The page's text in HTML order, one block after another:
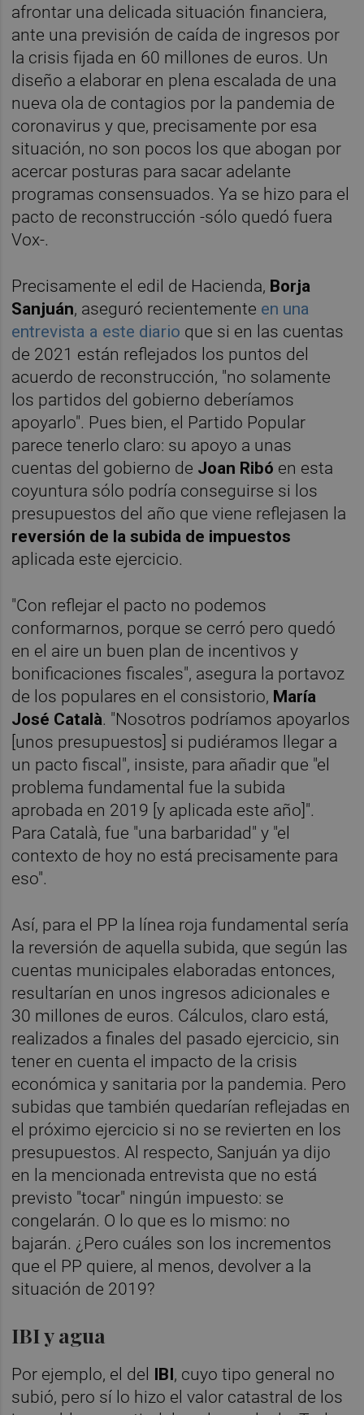
afrontar una delicada situación financiera,
ante una previsión de caída de ingresos por
la crisis fijada en 60 millones de euros. Un
diseño a elaborar en plena escalada de una
nueva ola de contagios por la pandemia de
coronavirus y que, precisamente por esa
situación, no son pocos los que abogan por
acercar posturas para sacar adelante
programas consensuados. Ya se hizo para el
pacto de reconstrucción -sólo quedó fuera
Vox-.
Precisamente el edil de Hacienda, Borja
Sanjuán, aseguró recientemente en una
entrevista a este diario que si en las cuentas
de 2021 están reflejados los puntos del
acuerdo de reconstrucción, "no solamente
los partidos del gobierno deberíamos
apoyarlo". Pues bien, el Partido Popular
parece tenerlo claro: su apoyo a unas
cuentas del gobierno de Joan Ribó en esta
coyuntura sólo podría conseguirse si los
presupuestos del año que viene reflejasen la
reversión de la subida de impuestos
aplicada este ejercicio.
"Con reflejar el pacto no podemos
conformarnos, porque se cerró pero quedó
en el aire un buen plan de incentivos y
bonificaciones fiscales", asegura la portavoz
de los populares en el consistorio, María
José Català. "Nosotros podríamos apoyarlos
[unos presupuestos] si pudiéramos llegar a
un pacto fiscal", insiste, para añadir que "el
problema fundamental fue la subida
aprobada en 2019 [y aplicada este año]".
Para Català, fue "una barbaridad" y "el
contexto de hoy no está precisamente para
eso".
Así, para el PP la línea roja fundamental sería
la reversión de aquella subida, que según las
cuentas municipales elaboradas entonces,
resultarían en unos ingresos adicionales e
30 millones de euros. Cálculos, claro está,
realizados a finales del pasado ejercicio, sin
tener en cuenta el impacto de la crisis
económica y sanitaria por la pandemia. Pero
subidas que también quedarían reflejadas en
el próximo ejercicio si no se revierten en los
presupuestos. Al respecto, Sanjuán ya dijo
en la mencionada entrevista que no está
previsto "tocar" ningún impuesto: se
congelarán. O lo que es lo mismo: no
bajarán. ¿Pero cuáles son los incrementos
que el PP quiere, al menos, devolver a la
situación de 2019?
IBI y agua
Por ejemplo, el del IBI, cuyo tipo general no
subió, pero sí lo hizo el valor catastral de los